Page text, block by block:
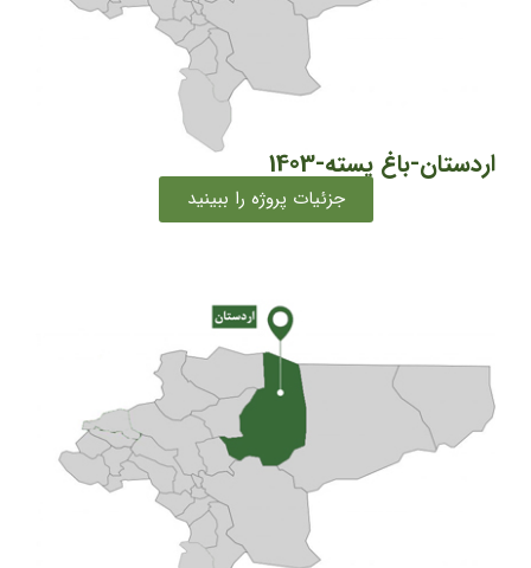
اردستان-باغ پسته-1403
جزئیات پروژه را ببینید